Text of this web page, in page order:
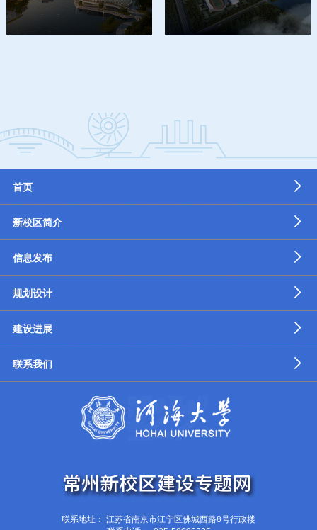
首页
新校区简介
信息发布
规划设计
建设进展
联系我们
联系地址： 江苏省南京市江宁区佛城西路8号行政楼